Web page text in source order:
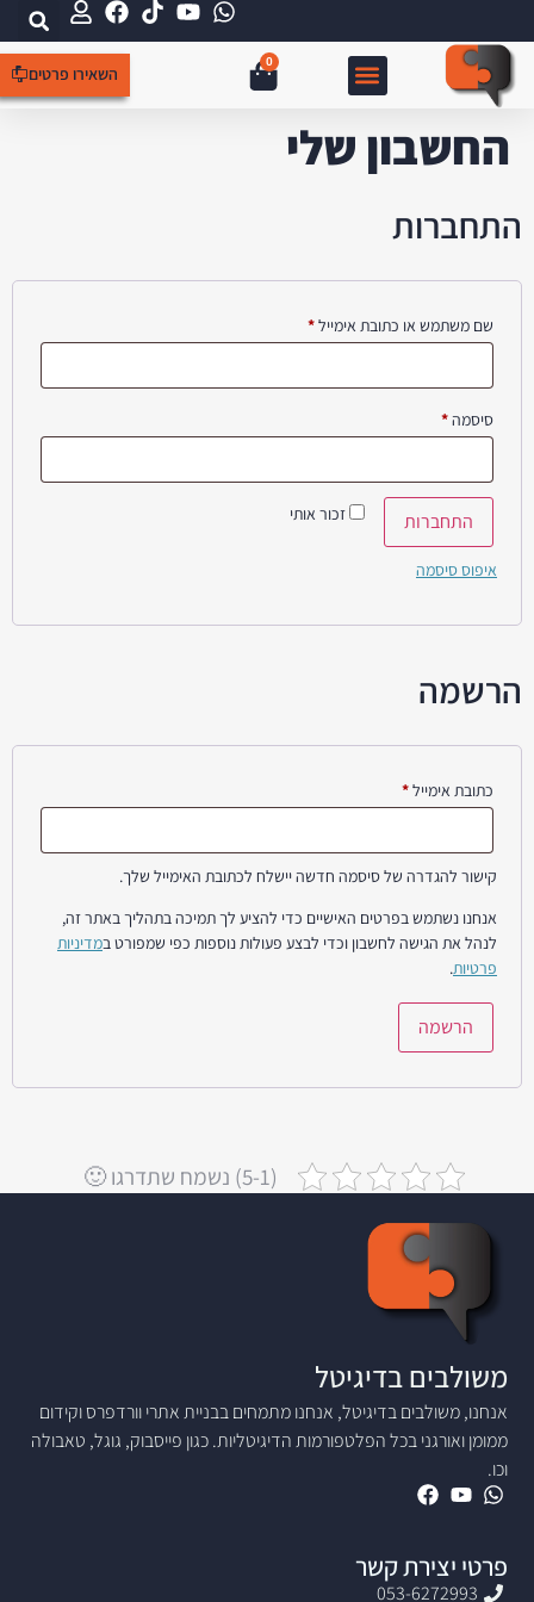
0
השאירו פרטים
החשבון שלי
התחברות
שם משתמש או כתובת אימייל*
סיסמה*
זכור אותי התחברות
איפוס סיסמה
הרשמה
כתובת אימייל*
קישור להגדרה של סיסמה חדשה יישלח לכתובת האימייל שלך.
אנחנו נשתמש בפרטים האישיים כדי להציע לך תמיכה בתהליך באתר זה,
לנהל את הגישה לחשבון וכדי לבצע פעולות נוספות כפי שמפורט במדיניות
פרטיות.
הרשמה
(5-1) נשמח שתדרגו 🙂
משולבים בדיגיטל
אנחנו, משולבים בדיגיטל, אנחנו מתמחים בבניית אתרי וורדפרס וקידום
ממומן ואורגני בכל הפלטפורמות הדיגיטליות. כגון פייסבוק, גוגל, טאבולה
וכו.
פרטי יצירת קשר
053-6272993